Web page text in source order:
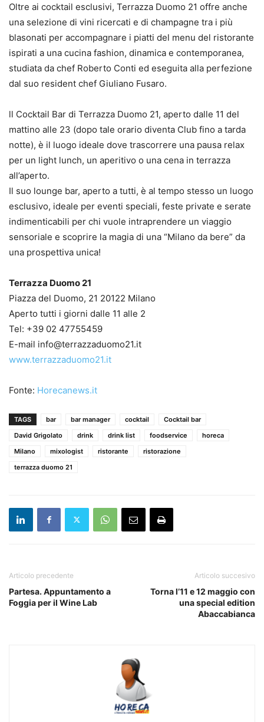
Oltre ai cocktail esclusivi, Terrazza Duomo 21 offre anche
una selezione di vini ricercati e di champagne tra i più
blasonati per accompagnare i piatti del menu del ristorante
ispirati a una cucina fashion, dinamica e contemporanea,
studiata da chef Roberto Conti ed eseguita alla perfezione
dal suo resident chef Giuliano Fusaro.
ll Cocktail Bar di Terrazza Duomo 21, aperto dalle 11 del
mattino alle 23 (dopo tale orario diventa Club fino a tarda
notte), è il luogo ideale dove trascorrere una pausa relax
per un light lunch, un aperitivo o una cena in terrazza
all’aperto.
Il suo lounge bar, aperto a tutti, è al tempo stesso un luogo
esclusivo, ideale per eventi speciali, feste private e serate
indimenticabili per chi vuole intraprendere un viaggio
sensoriale e scoprire la magia di una “Milano da bere” da
una prospettiva unica!
Terrazza Duomo 21
Piazza del Duomo, 21 20122 Milano
Aperto tutti i giorni dalle 11 alle 2
Tel: +39 02 47755459
E-mail info@terrazzaduomo21.it
www.terrazzaduomo21.it
Fonte: Horecanews.it
TAGS bar bar manager cocktail
Cocktail bar
David Grigolato
drink drink list foodservice
horeca
Milano
mixologist ristorante
ristorazione
terrazza duomo 21
Articolo precedente
Partesa. Appuntamento a
Foggia per il Wine Lab
Articolo succesivo
Torna l’11 e 12 maggio con
una special edition
Abaccabianca